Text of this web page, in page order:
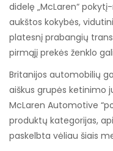
didelę „McLaren“
aukštos kokybės,
platesnį prabangių
pirmąjį prekės ženklo
Britanijos automobilių
aiškus grupės ketinimo
McLaren Automotive
produktų kategorijas,
paskelbta vėliau šiais